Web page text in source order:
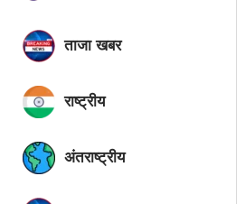
ताजा खबर
राष्ट्रीय
अंतराष्ट्रीय